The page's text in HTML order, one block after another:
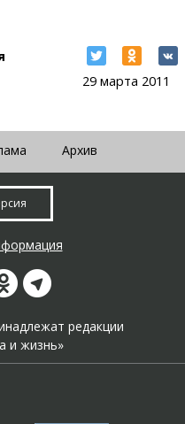
29 марта 2011
Архив
редакции
и жизнь»